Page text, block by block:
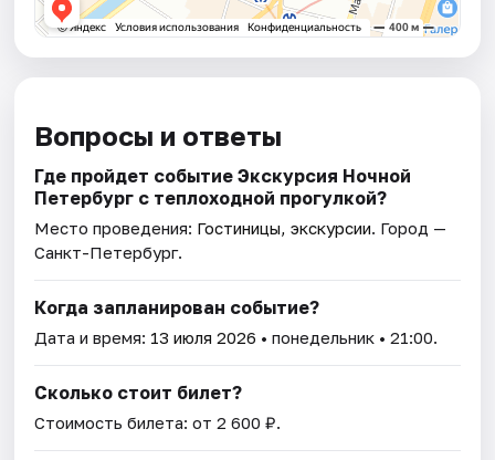
Вопросы и ответы
Где пройдет событие Экскурсия Ночной
Петербург с теплоходной прогулкой?
Место проведения: Гостиницы, экскурсии. Город —
Санкт-Петербург.
Когда запланирован событие?
Дата и время: 13 июля 2026 • понедельник • 21:00.
Сколько стоит билет?
Стоимость билета: от 2 600 ₽.